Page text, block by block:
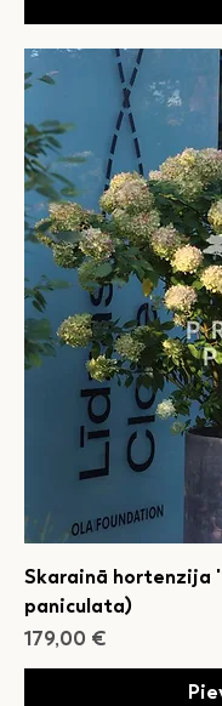
Skarainā hortenzija
paniculata)
Cena
179,00 €